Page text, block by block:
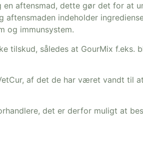
aftensmad, dette gør det for at
aftensmaden indeholder
og immunsystem.
tilskud, således at GourMix f.eks.
af det de har været vandt til
det er derfor muligt at